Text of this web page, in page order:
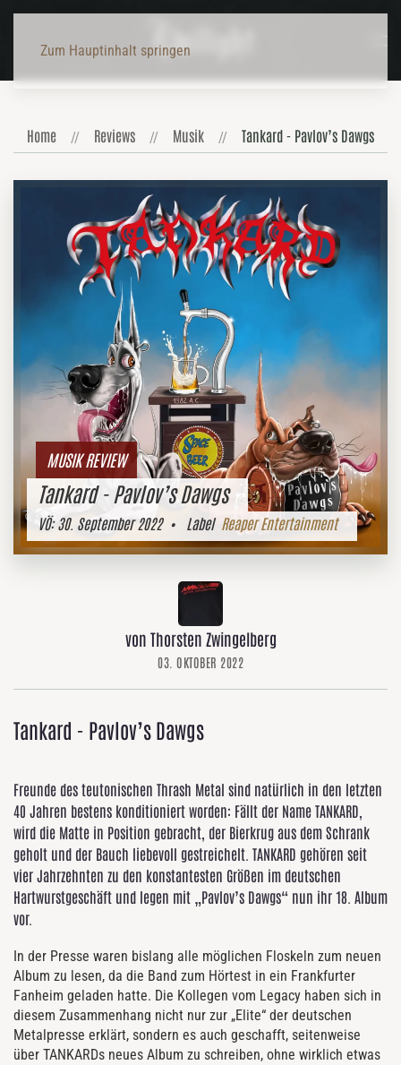
Zum Hauptinhalt springen
Home Reviews Musik Tankard - Pavlov’s Dawgs
MUSIK REVIEW
Tankard - Pavlov’s Dawgs
VÖ:30. September 2022• Label Reaper Entertainment
von Thorsten Zwingelberg
03. OKTOBER 2022
Tankard - Pavlov’s Dawgs
Freunde des teutonischen Thrash Metal sind natürlich in den letzten
40 Jahren bestens konditioniert worden: Fällt der Name TANKARD,
wird die Matte in Position gebracht, der Bierkrug aus dem Schrank
geholt und der Bauch liebevoll gestreichelt. TANKARD gehören seit
vier Jahrzehnten zu den konstantesten Größen im deutschen
Hartwurstgeschäft und legen mit „Pavlov’s Dawgs“ nun ihr 18. Album
vor.
In der Presse waren bislang alle möglichen Floskeln zum neuen
Album zu lesen, da die Band zum Hörtest in ein Frankfurter
Fanheim geladen hatte. Die Kollegen vom Legacy haben sich in
diesem Zusammenhang nicht nur zur „Elite“ der deutschen
Metalpresse erklärt, sondern es auch geschafft, seitenweise
über TANKARDs neues Album zu schreiben, ohne wirklich etwas